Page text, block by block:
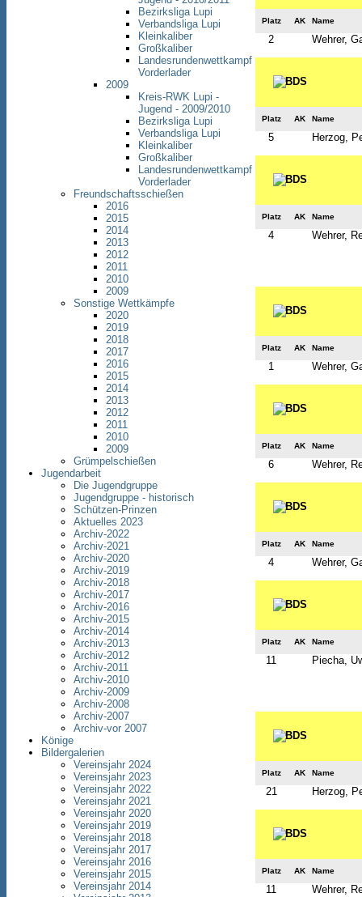
Bezirksliga Lupi
Verbandsliga Lupi
Kleinkaliber
Großkaliber
Landesrundenwettkampf
Vorderlader
2009
Kreis-RWK Lupi -
Jugend - 2009/2010
Bezirksliga Lupi
Verbandsliga Lupi
Kleinkaliber
Großkaliber
Landesrundenwettkampf
Vorderlader
Freundschaftsschießen
2016
2015
2014
2013
2012
2011
2010
2009
Sonstige Wettkämpfe
2020
2019
2018
2017
2016
2015
2014
2013
2012
2011
2010
2009
Grümpelschießen
Jugendarbeit
Die Jugendgruppe
Jugendgruppe - historisch
Schützen-Prinzen
Aktuelles 2023
Archiv-2022
Archiv-2021
Archiv-2020
Archiv-2019
Archiv-2018
Archiv-2017
Archiv-2016
Archiv-2015
Archiv-2014
Archiv-2013
Archiv-2012
Archiv-2011
Archiv-2010
Archiv-2009
Archiv-2008
Archiv-2007
Archiv-vor 2007
Könige
Bildergalerien
Vereinsjahr 2024
Vereinsjahr 2023
Vereinsjahr 2022
Vereinsjahr 2021
Vereinsjahr 2020
Vereinsjahr 2019
Vereinsjahr 2018
Vereinsjahr 2017
Vereinsjahr 2016
Vereinsjahr 2015
Vereinsjahr 2014
Platz AK Name
2 Wehrer,
Platz AK Name
5 Herzog,
Platz AK Name
4 Wehrer,
Platz AK Name
1 Wehrer,
Platz AK Name
6 Wehrer,
Platz AK Name
4 Wehrer,
Platz AK Name
11 Piecha,
Platz AK Name
21 Herzog,
Platz AK Name
11 Wehrer,